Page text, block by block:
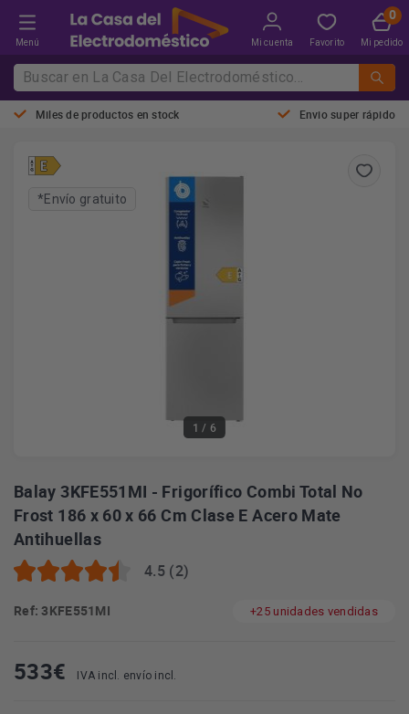
Menú Mi cuenta Favorito Mi pedido
Miles de productos en stock Envio super rápido
1 / 6
*Envío gratuito
Balay 3KFE551MI - Frigorífico Combi Total No
Frost 186 x 60 x 66 Cm Clase E Acero Mate
Antihuellas
4.5 (2)
Ref: 3KFE551MI +25 unidades vendidas
533€ IVA incl. envío incl.